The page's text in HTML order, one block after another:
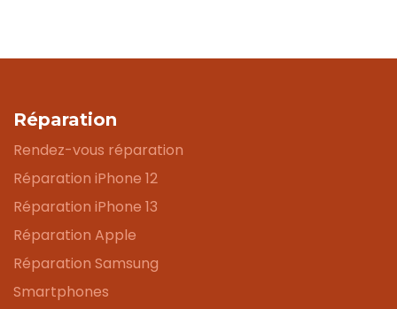
Réparation
Rendez-vous réparation
Réparation iPhone 12
Réparation iPhone 13
Réparation Apple
Réparation Samsung
Smartphones